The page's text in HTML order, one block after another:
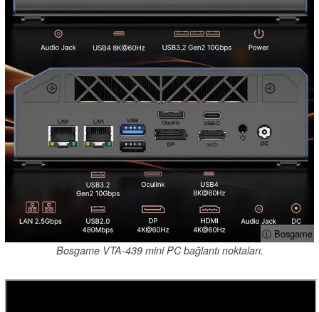
ⓘ Bosgame
Bosgame VTA-439 mini PC bağlantı noktaları.